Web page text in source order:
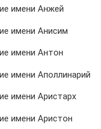
имени Анжей
имени Анисим
имени Антон
имени Аполлинарий
имени Аристарх
имени Аристон